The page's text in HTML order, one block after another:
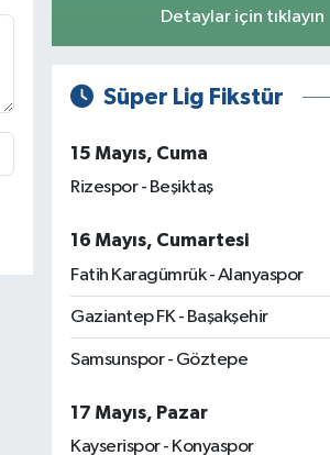
Detaylar için tıklayın
Süper Lig Fikstür
15 Mayıs, Cuma
Rizespor - Beşiktaş
16 Mayıs, Cumartesi
Fatih Karagümrük - Alanyaspor
Gaziantep FK - Başakşehir
Samsunspor - Göztepe
17 Mayıs, Pazar
Kayserispor - Konyaspor